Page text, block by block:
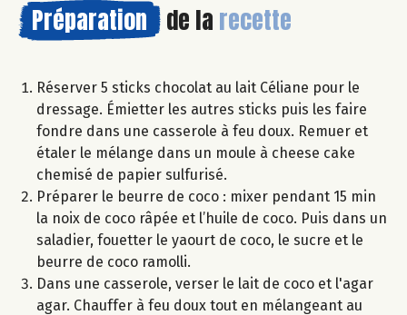
Préparation de la recette
Réserver 5 sticks chocolat au lait Céliane pour le
dressage. Émietter les autres sticks puis les faire
fondre dans une casserole à feu doux. Remuer et
étaler le mélange dans un moule à cheese cake
chemisé de papier sulfurisé.
Préparer le beurre de coco : mixer pendant 15 min
la noix de coco râpée et l’huile de coco. Puis dans un
saladier, fouetter le yaourt de coco, le sucre et le
beurre de coco ramolli.
Dans une casserole, verser le lait de coco et l'agar
agar. Chauffer à feu doux tout en mélangeant au